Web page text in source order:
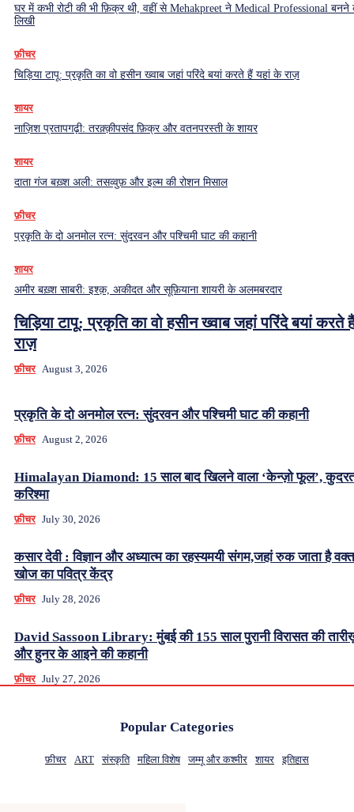
घर में कभी रोटी की भी फ़िक्र थी, वहीं से Mehakpreet ने Medical Professional बनने
लिखी
फ़ीचर
चिड़िया टापू: प्रकृति का वो हसीन ख्वाब जहां परिंदे बयां करते हैं यहां के राज़
शायर
नाज़िश प्रतापगढ़ी: तरक़्क़ीपसंद फ़िक्र और वतनपरस्ती के शायर
शायर
दाता गंज बख़्श अली: तसव्वुफ़ और इल्म की रोशन मिसाल
फ़ीचर
प्रकृति के दो अनमोल रत्न: सुंदरवन और पश्चिमी घाट की कहानी
शायर
अमीर बख़्श साबरी: इश्क़, अकीदत और सूफ़ियाना शायरी के अलमबरदार
चिड़िया टापू: प्रकृति का वो हसीन ख्वाब जहां परिंदे बयां करते
राज़
फ़ीचर August 3, 2026
प्रकृति के दो अनमोल रत्न: सुंदरवन और पश्चिमी घाट की कहानी
फ़ीचर August 2, 2026
Himalayan Diamond: 15 साल बाद खिलने वाला ‘केन्ज़ो फूल’,
करिश्मा
फ़ीचर July 30, 2026
कसार देवी : विज्ञान और अध्यात्म का रहस्यमयी संगम,जहां रुक जाता है
खोज का पवित्र केंद्र
फ़ीचर July 28, 2026
David Sassoon Library: मुंबई की 155 साल पुरानी विरासत की
और हुनर के आइने की कहानी
फ़ीचर July 27, 2026
Popular Categories
फ़ीचर ART संस्कृति महिला विशेष जम्मू और कश्मीर शायर इतिहास